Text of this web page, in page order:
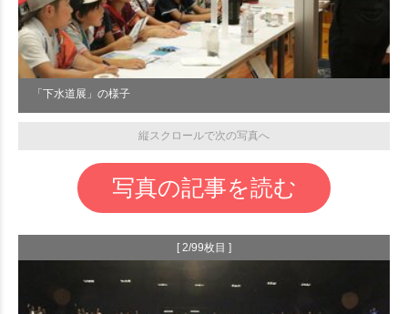
「下水道展」の様子
縦スクロールで次の写真へ
写真の記事を読む
[ 2/99枚目 ]